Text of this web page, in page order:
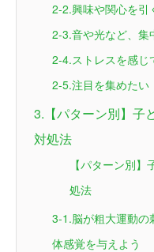
2-2.興味や関心を引
2-3.音や光など、集
2-4.ストレスを感じ
2-5.注目を集めたい
3.【パターン別】子
対処法
【パターン別
処法
3-1.脳が粗大運動の
体感覚を与えよう